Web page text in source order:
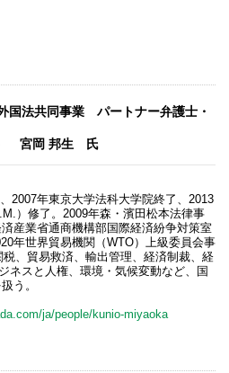
国法共同事業 パートナー弁護士・
） 宮岡 邦生 氏
2007年東京大学法科大学院終了、2013
）修了。2009年森・濱田松本法律事
産業省通商機構部国際経済紛争対策室
年世界貿易機関（WTO）上級委員会事
、貿易救済、輸出管理、経済制裁、経
ネスと人権、環境・気候変動など、国
う。
ja/people/kunio-miyaoka